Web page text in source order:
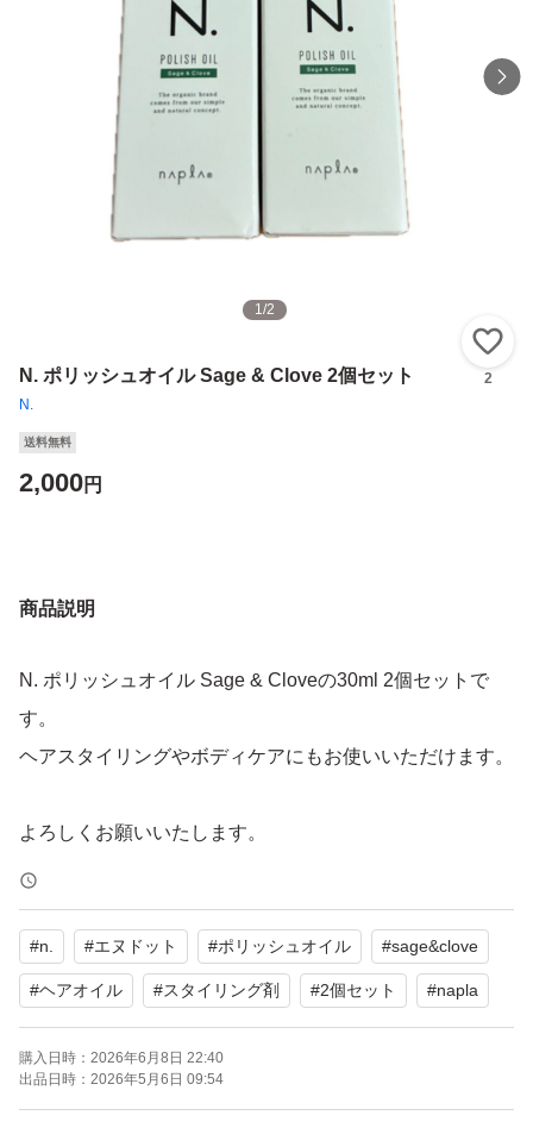
1/2
N. ポリッシュオイル Sage & Clove 2個セット
N.
2
送料無料
2,000円
商品説明
N. ポリッシュオイル Sage & Cloveの30ml 2個セットで
す。
ヘアスタイリングやボディケアにもお使いいただけます。
よろしくお願いいたします。
#n. #エヌドット #ポリッシュオイル #sage&clove
#ヘアオイル #スタイリング剤 #2個セット #napla
購入日時： 2026年6月8日 22:40
出品日時： 2026年5月6日 09:54